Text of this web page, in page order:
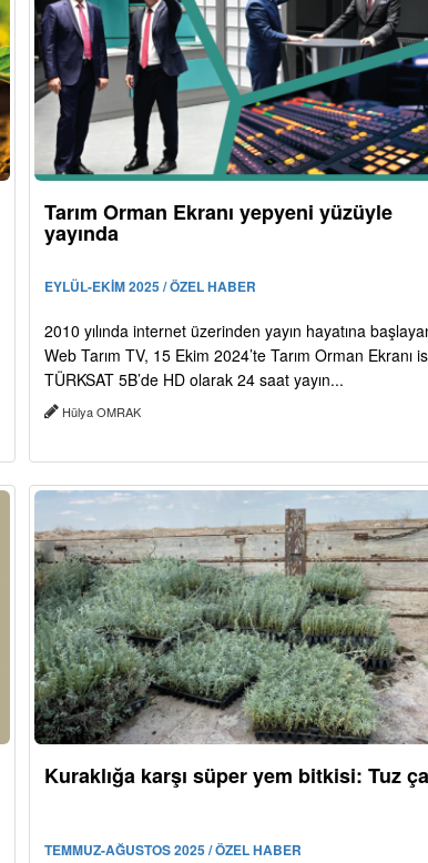
Tarım Orman Ekranı yepyeni yüzüyle
yayında
EYLÜL-EKİM 2025 / ÖZEL HABER
2010 yılında internet üzerinden yayın hayatına
Web Tarım TV, 15 Ekim 2024’te Tarım Orman Ekranı
TÜRKSAT 5B’de HD olarak 24 saat yayın...
Hülya OMRAK
Kuraklığa karşı süper yem bitkisi: Tuz
TEMMUZ-AĞUSTOS 2025 / ÖZEL HABER